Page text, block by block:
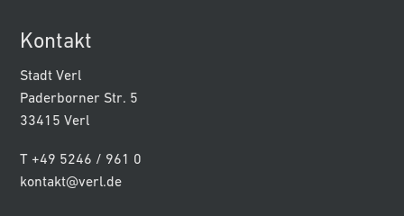
Kontakt
Stadt Verl
Paderborner Str. 5
33415 Verl
T +49 5246 / 961 0
kontakt@verl.de